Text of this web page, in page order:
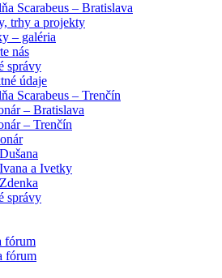
Scarabeus – Bratislava
trhy a projekty
– galéria
nás
správy
údaje
Scarabeus – Trenčín
– Bratislava
– Trenčín
a Ivetky
správy
fórum
fórum